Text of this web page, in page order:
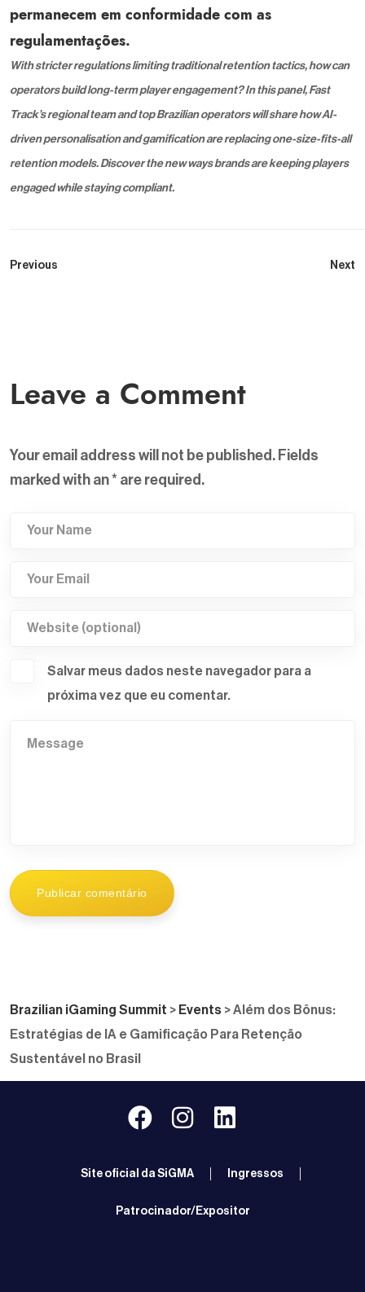
permanecem em conformidade com as
regulamentações.
With stricter regulations limiting traditional retention tactics, how can
operators build long-term player engagement? In this panel, Fast
Track’s regional team and top Brazilian operators will share how AI-
driven personalisation and gamification are replacing one-size-fits-all
retention models. Discover the new ways brands are keeping players
engaged while staying compliant.
Previous Next
Leave a Comment
Your email address will not be published. Fields
marked with an* are required.
Salvar meus dados neste navegador para a
próxima vez que eu comentar.
Publicar comentário
Brazilian iGaming Summit > Events >Além dos Bônus:
Estratégias de IA e Gamificação Para Retenção
Sustentável no Brasil
Site oficial da SiGMA Ingressos
Patrocinador/Expositor